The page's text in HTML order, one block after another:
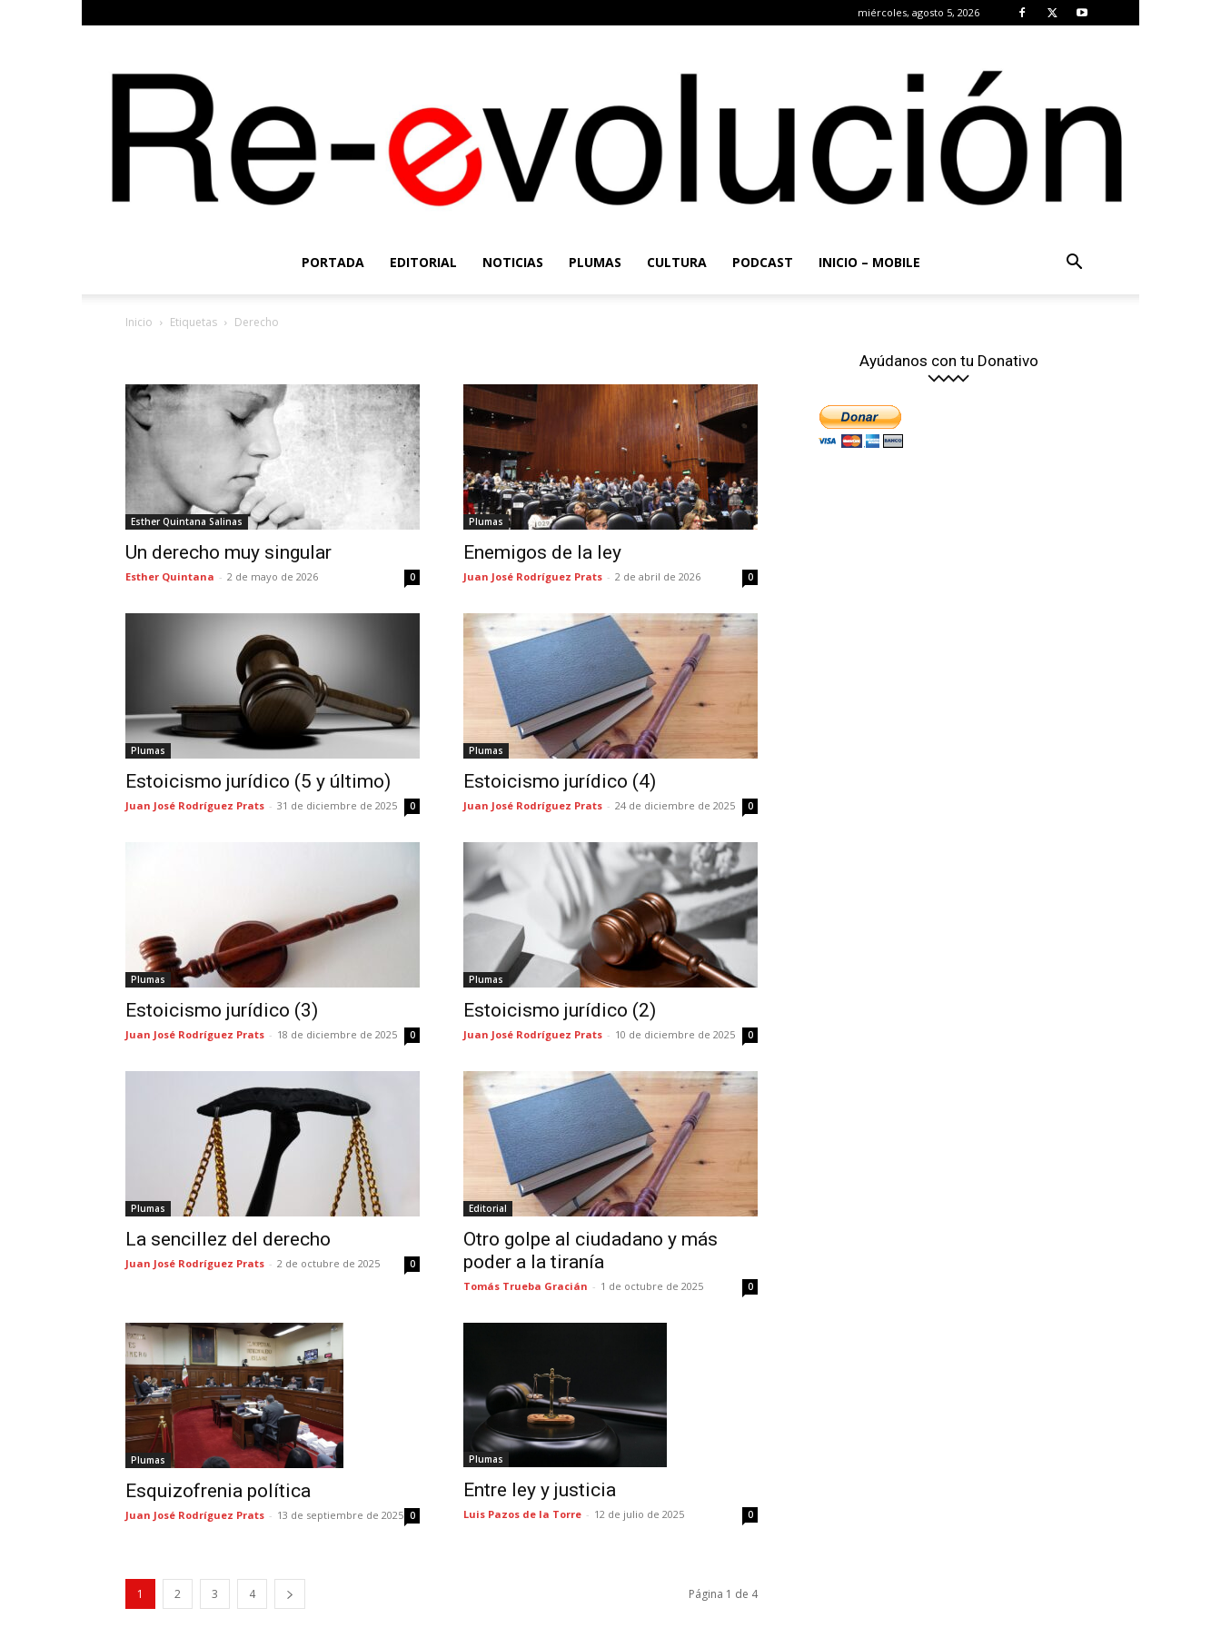
miércoles, agosto 5, 2026
Evolución
PORTADA EDITORIAL NOTICIAS PLUMAS CULTURA PODCAST INICIO – MOBILE
Inicio Etiquetas Derecho
Esther Quintana Salinas
Un derecho muy singular
Esther Quintana - 2 de mayo de 2026 0
Plumas
Enemigos de la ley
Juan José Rodríguez Prats - 2 de abril de 2026 0
Plumas
Estoicismo jurídico (5 y último)
Juan José Rodríguez Prats - 31 de diciembre de 2025 0
Plumas
Estoicismo jurídico (4)
Juan José Rodríguez Prats - 24 de diciembre de 2025 0
Plumas
Estoicismo jurídico (3)
Juan José Rodríguez Prats - 18 de diciembre de 2025 0
Plumas
Estoicismo jurídico (2)
Juan José Rodríguez Prats - 10 de diciembre de 2025 0
Plumas
La sencillez del derecho
Juan José Rodríguez Prats - 2 de octubre de 2025 0
Editorial
Otro golpe al ciudadano y más
poder a la tiranía
Tomás Trueba Gracián - 1 de octubre de 2025 0
Plumas
Esquizofrenia política
Juan José Rodríguez Prats - 13 de septiembre de 2025 0
Plumas
Entre ley y justicia
Luis Pazos de la Torre - 12 de julio de 2025 0
1 2 3 4 Página 1 de 4
Ayúdanos con tu Donativo